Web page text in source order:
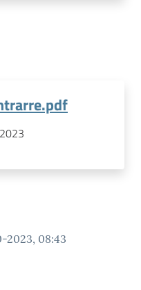
2023, 08:43